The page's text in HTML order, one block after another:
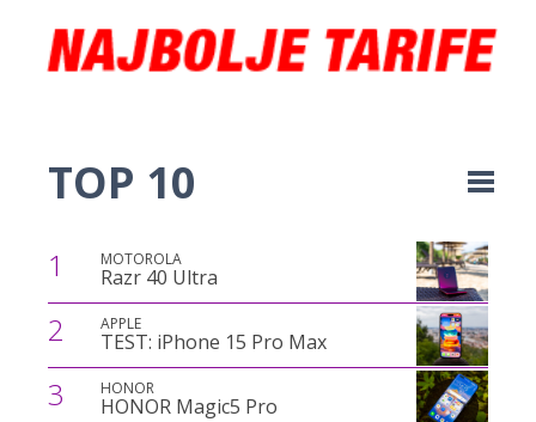
TOP 10
1 MOTOROLA
Razr 40 Ultra
2 APPLE
TEST: iPhone 15 Pro Max
3 HONOR
HONOR Magic5 Pro